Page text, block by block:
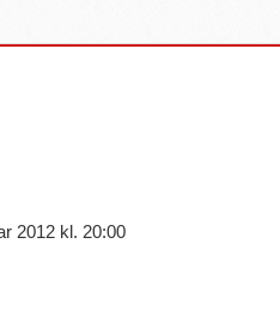
2012 kl. 20:00